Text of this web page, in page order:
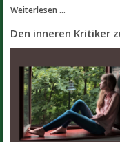
Weiterlesen ...
Den inneren Kritiker